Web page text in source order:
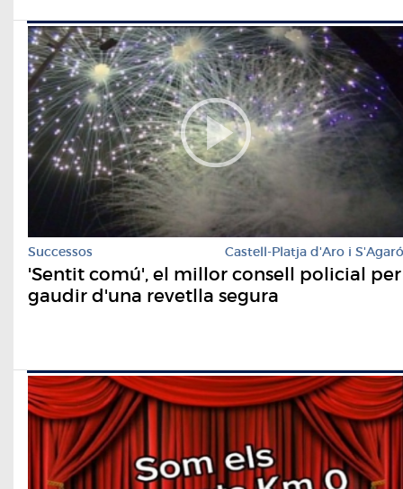
Successos Castell-Platja d'Aro i S'Agaró
'Sentit comú', el millor consell policial per
gaudir d'una revetlla segura